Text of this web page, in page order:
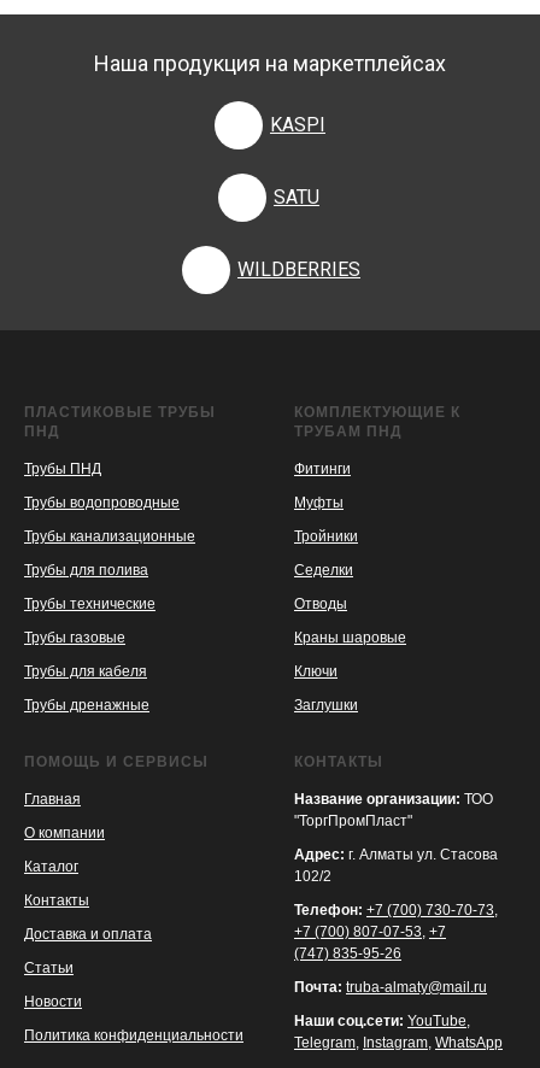
Наша продукция на маркетплейсах
KASPI
KASPI
SATU
SATU
WILDBERRIES
WILDBERRIES
ПЛАСТИКОВЫЕ ТРУБЫ
ПНД
Трубы ПНД
Трубы водопроводные
Трубы канализационные
Трубы для полива
Трубы технические
Трубы газовые
Трубы для кабеля
Трубы дренажные
КОМПЛЕКТУЮЩИЕ К
ТРУБАМ ПНД
Фитинги
Муфты
Тройники
Седелки
Отводы
Краны шаровые
Ключи
Заглушки
ПОМОЩЬ И СЕРВИСЫ
Главная
О компании
Каталог
Контакты
Доставка и оплата
Статьи
Новости
Политика конфиденциальности
КОНТАКТЫ
Название организации: ТОО
"ТоргПромПласт"
Адрес: г. Алматы ул. Стасова
102/2
Телефон: +7 (700) 730-70-73,
+7 (700) 807-07-53, +7
(747) 835-95-26
Почта: truba-almaty@mail.ru
Наши соц.сети: YouTube,
Telegram, Instagram, WhatsApp